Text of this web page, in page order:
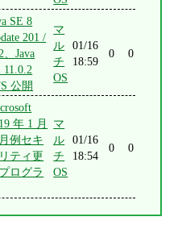
SE 8
201 /
、Java
11.0.2
公開
マ
ル
チ
OS
01/16
18:59
0 0
年 1 月
例セキ
ティ更
ログラ
マ
ル
チ
OS
01/16
18:54
0 0